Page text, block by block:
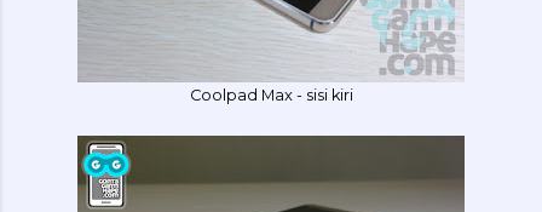
Coolpad Max - sisi kiri